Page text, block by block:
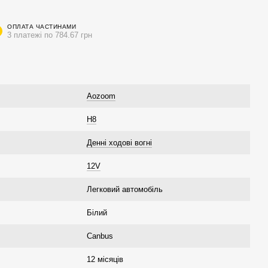
ОПЛАТА ЧАСТИНАМИ
3 платежі по 784.67 грн
Aozoom
H8
Денні ходові вогні
12V
Легковий автомобіль
Білий
Canbus
12 місяців